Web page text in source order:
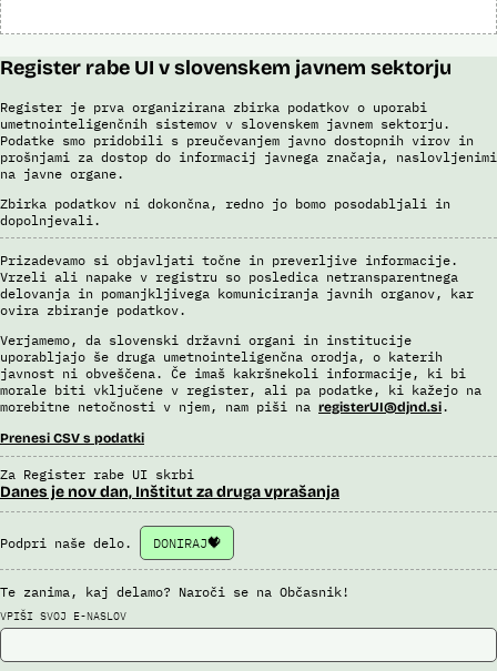
Register rabe UI v slovenskem javnem sektorju
Register je prva organizirana zbirka podatkov o uporabi
umetnointeligenčnih sistemov v slovenskem javnem sektorju.
Podatke smo pridobili s preučevanjem javno dostopnih virov in
prošnjami za dostop do informacij javnega značaja, naslovljenimi
na javne organe.
Zbirka podatkov ni dokončna, redno jo bomo posodabljali in
dopolnjevali.
Prizadevamo si objavljati točne in preverljive informacije.
Vrzeli ali napake v registru so posledica netransparentnega
delovanja in pomanjkljivega komuniciranja javnih organov, kar
ovira zbiranje podatkov.
Verjamemo, da slovenski državni organi in institucije
uporabljajo še druga umetnointeligenčna orodja, o katerih
javnost ni obveščena. Če imaš kakršnekoli informacije, ki bi
morale biti vključene v register, ali pa podatke, ki kažejo na
morebitne netočnosti v njem, nam piši na registerUI@djnd.si.
Prenesi CSV s podatki
Za Register rabe UI skrbi
Danes je nov dan, Inštitut za druga vprašanja
Podpri naše delo. DONIRAJ
Te zanima, kaj delamo? Naroči se na Občasnik!
VPIŠI SVOJ E-NASLOV